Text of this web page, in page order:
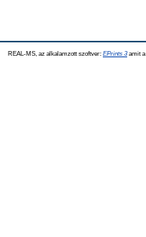
REAL-MS, az alkalamzott szoftver: EPrints 3amit a